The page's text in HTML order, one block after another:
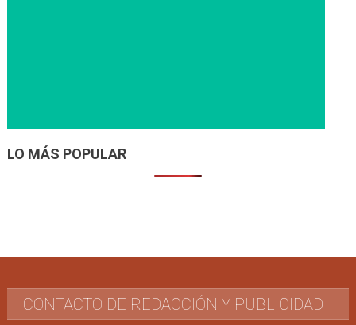
LO MÁS POPULAR
CONTACTO DE REDACCIÓN Y PUBLICIDAD